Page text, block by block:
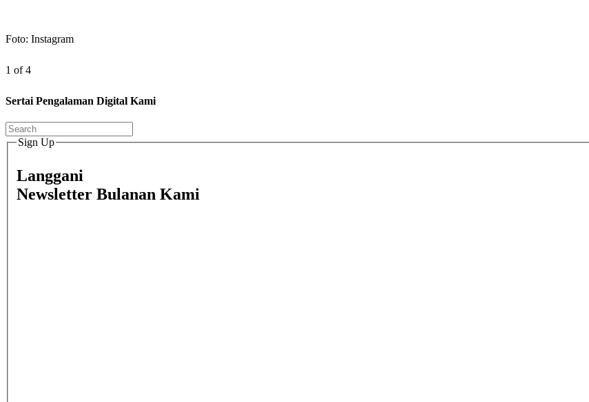
Foto: Instagram
1 of 4
Sertai Pengalaman Digital Kami
Sign Up
Langgani
Newsletter Bulanan Kami